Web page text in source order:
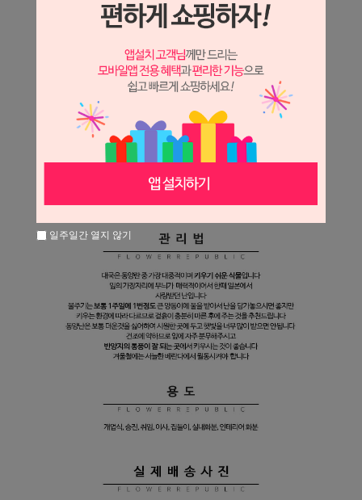
일주일간 열지 않기